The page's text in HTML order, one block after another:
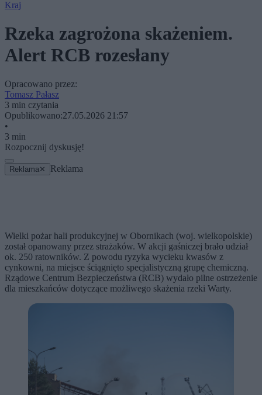
Kraj
Rzeka zagrożona skażeniem.
Alert RCB rozesłany
Opracowano przez:
Tomasz Pałasz
3 min czytania
Opublikowano:27.05.2026 21:57
•
3 min
Rozpocznij dyskusję!
Reklama ✕ Reklama
Wielki pożar hali produkcyjnej w Obornikach (woj. wielkopolskie)
został opanowany przez strażaków. W akcji gaśniczej brało udział
ok. 250 ratowników. Z powodu ryzyka wycieku kwasów z
cynkowni, na miejsce ściągnięto specjalistyczną grupę chemiczną.
Rządowe Centrum Bezpieczeństwa (RCB) wydało pilne ostrzeżenie
dla mieszkańców dotyczące możliwego skażenia rzeki Warty.